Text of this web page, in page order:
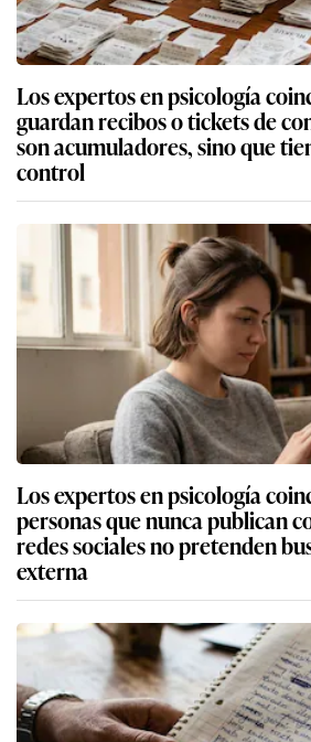
Los expertos en psicología
guardan recibos o tickets de
son acumuladores, sino que
control
Los expertos en psicología
personas que nunca publican
redes sociales no pretenden
externa